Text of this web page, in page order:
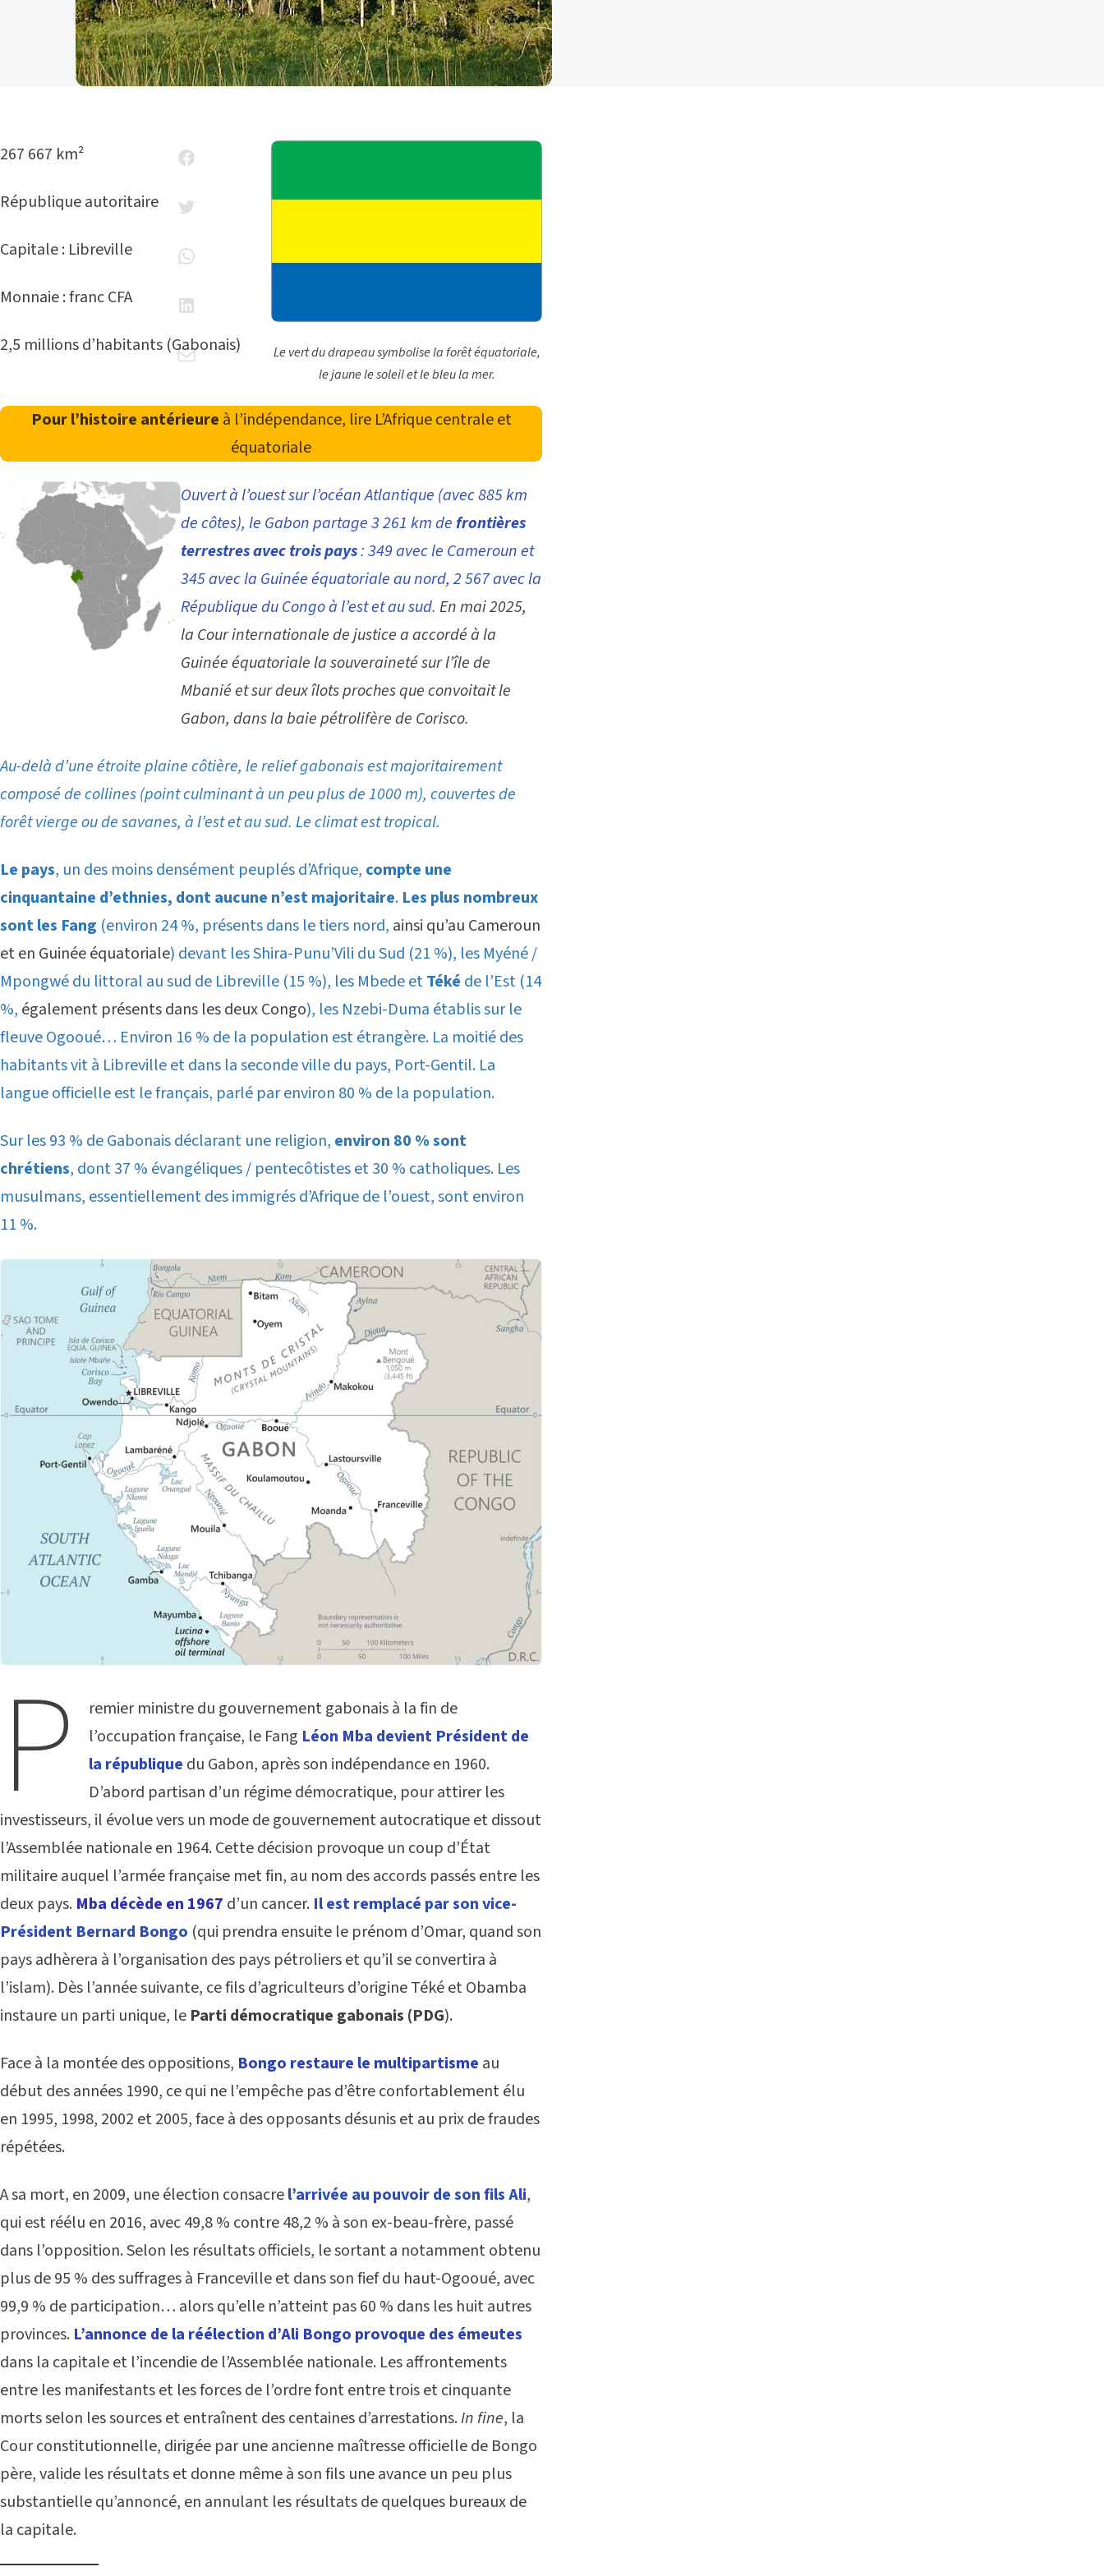
267 667 km²
République autoritaire
Capitale : Libreville
Monnaie : franc CFA
2,5 millions d’habitants (Gabonais)
Le vert du drapeau symbolise la forêt équatoriale,
le jaune le soleil et le bleu la mer.
Pour l’histoire antérieure à l’indépendance, lire L’Afrique centrale et
équatoriale
Ouvert à l’ouest sur l’océan Atlantique (avec 885 km
de côtes), le Gabon partage 3 261 km defrontières
terrestres avec trois pays: 349 avec le Cameroun et
345 avec la Guinée équatoriale au nord, 2 567 avec la
République du Congo à l’est et au sud. En mai 2025,
la Cour internationale de justice a accordé à la
Guinée équatoriale la souveraineté sur l’île de
Mbanié et sur deux îlots proches que convoitait le
Gabon, dans la baie pétrolifère de Corisco.
Au-delà d’une étroite plaine côtière, le relief gabonais est majoritairement
composé de collines (point culminant à un peu plus de 1000 m), couvertes de
forêt vierge ou de savanes, à l’est et au sud. Le climat est tropical.
Le pays, un des moins densément peuplés d’Afrique, compte une
cinquantaine d’ethnies, dont aucune n’est majoritaire. Les plus nombreux
sont les Fang (environ 24 %, présents dans le tiers nord, ainsi qu’au Cameroun
et en Guinée équatoriale) devant les Shira-Punu’Vili du Sud (21 %), les Myéné /
Mpongwé du littoral au sud de Libreville (15 %), les Mbede etTéké de l’Est (14
%, également présents dans les deux Congo), les Nzebi-Duma établis sur le
fleuve Ogooué… Environ 16 % de la population est étrangère. La moitié des
habitants vit à Libreville et dans la seconde ville du pays, Port-Gentil. La
langue officielle est le français, parlé par environ 80 % de la population.
Sur les 93 % de Gabonais déclarant une religion, environ 80 % sont
chrétiens, dont 37 % évangéliques / pentecôtistes et 30 % catholiques. Les
musulmans, essentiellement des immigrés d’Afrique de l’ouest, sont environ
11 %.
P
remier ministre du gouvernement gabonais à la fin de
l’occupation française, le Fang Léon Mba devient Président de
la république du Gabon, après son indépendance en 1960.
D’abord partisan d’un régime démocratique, pour attirer les
investisseurs, il évolue vers un mode de gouvernement autocratique et dissout
l’Assemblée nationale en 1964. Cette décision provoque un coup d’État
militaire auquel l’armée française met fin, au nom des accords passés entre les
deux pays. Mba décède en 1967 d’un cancer. Il est remplacé par son vice-
Président Bernard Bongo (qui prendra ensuite le prénom d’Omar, quand son
pays adhèrera à l’organisation des pays pétroliers et qu’il se convertira à
l’islam). Dès l’année suivante, ce fils d’agriculteurs d’origine Téké et Obamba
instaure un parti unique, le Parti démocratique gabonais (PDG).
Face à la montée des oppositions, Bongo restaure le multipartisme au
début des années 1990, ce qui ne l’empêche pas d’être confortablement élu
en 1995, 1998, 2002 et 2005, face à des opposants désunis et au prix de fraudes
répétées.
A sa mort, en 2009, une élection consacrel’arrivée au pouvoir de son fils Ali,
qui est réélu en 2016, avec 49,8 % contre 48,2 % à son ex-beau-frère, passé
dans l’opposition. Selon les résultats officiels, le sortant a notamment obtenu
plus de 95 % des suffrages à Franceville et dans son fief du haut-Ogooué, avec
99,9 % de participation… alors qu’elle n’atteint pas 60 % dans les huit autres
provinces. L’annonce de la réélection d’Ali Bongo provoque des émeutes
dans la capitale et l’incendie de l’Assemblée nationale. Les affrontements
entre les manifestants et les forces de l’ordre font entre trois et cinquante
morts selon les sources et entraînent des centaines d’arrestations.In fine, la
Cour constitutionnelle, dirigée par une ancienne maîtresse officielle de Bongo
père, valide les résultats et donne même à son fils une avance un peu plus
substantielle qu’annoncé, en annulant les résultats de quelques bureaux de
la capitale.